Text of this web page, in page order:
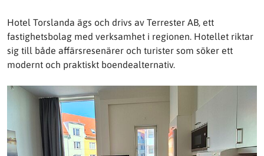
Hotel Torslanda ägs och drivs av Terrester AB, ett
fastighetsbolag med verksamhet i regionen. Hotellet riktar
sig till både affärsresenärer och turister som söker ett
modernt och praktiskt boendealternativ.